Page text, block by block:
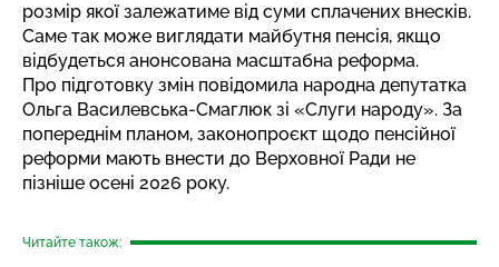
розмір якої залежатиме від суми сплачених внесків.
Саме так може виглядати майбутня пенсія, якщо
відбудеться анонсована масштабна реформа.
Про підготовку змін повідомила народна депутатка
Ольга Василевська-Смаглюк зі «Слуги народу». За
попереднім планом, законопроєкт щодо пенсійної
реформи мають внести до Верховної Ради не
пізніше осені 2026 року.
Читайте також: